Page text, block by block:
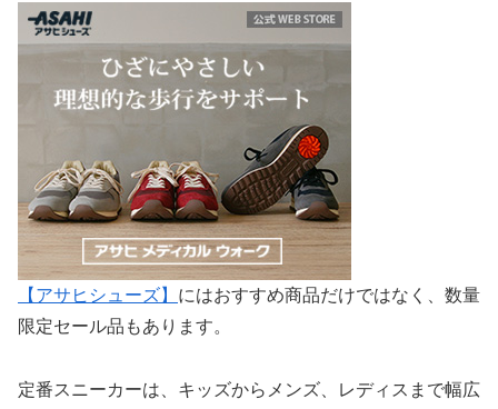
【アサヒシューズ】 にはおすすめ商品だけではなく、数量
限定セール品もあります。
定番スニーカーは、キッズからメンズ、レディスまで幅広